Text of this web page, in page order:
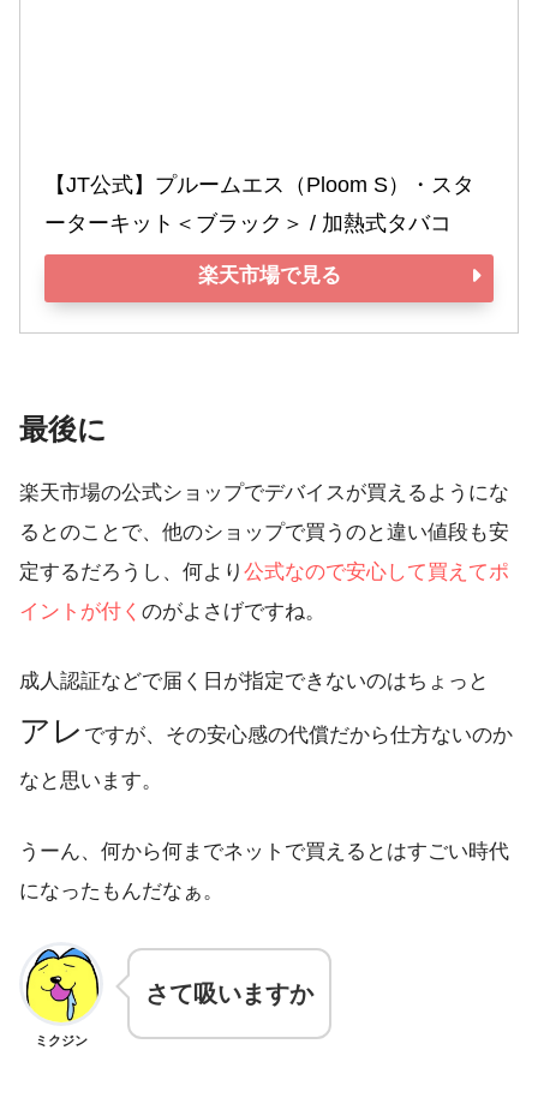
【JT公式】プルームエス（Ploom S）・スタ
ーターキット＜ブラック＞ / 加熱式タバコ
楽天市場で見る
最後に
楽天市場の公式ショップでデバイスが買えるようにな
るとのことで、他のショップで買うのと違い値段も安
定するだろうし、何より 公式なので安心して買えてポ
イントが付く のがよさげですね。
成人認証などで届く日が指定できないのはちょっと
アレ ですが、その安心感の代償だから仕方ないのか
なと思います。
うーん、何から何までネットで買えるとはすごい時代
になったもんだなぁ。
ミクジン
さて吸いますか